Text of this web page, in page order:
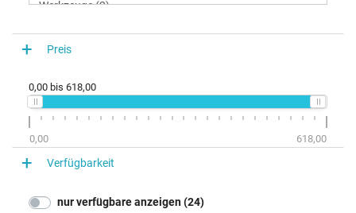
Preis
0,00 bis 618,00
0,00 618,00
Verfügbarkeit
nur verfügbare anzeigen (24)